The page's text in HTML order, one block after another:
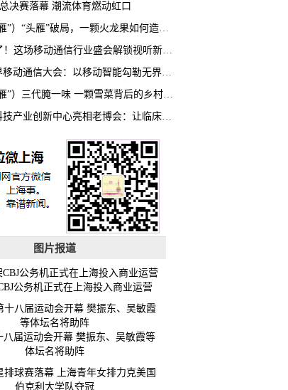
决赛落幕 潮流体育燃动虹口
（乡村“头雁”）“头雁”破局，一颗火龙果如何造就沪上乡村特色产业化路径
AI观赛来了！这场移动通信行业盛会解锁视听新玩法
2026年世界移动通信大会：以移动智能勾勒无界普惠新愿景
（乡村“头雁”）三代腌一味 一颗雪菜背后的乡村致富经
虹桥健康科技产业创新中心亮相老博会：让临床“需求”定义银发经济新生态
图片报道
公务机正式在上海投入商业运营
八届运动会开幕 樊振东、吴敏霞等
体坛名将助阵